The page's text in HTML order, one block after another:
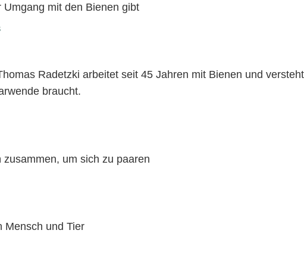
mit den Bienen gibt
Radetzki arbeitet seit 45 Jahren mit Bienen und
braucht.
um sich zu paaren
Mensch und Tier